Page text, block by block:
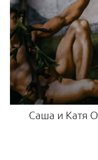
Саша и Катя